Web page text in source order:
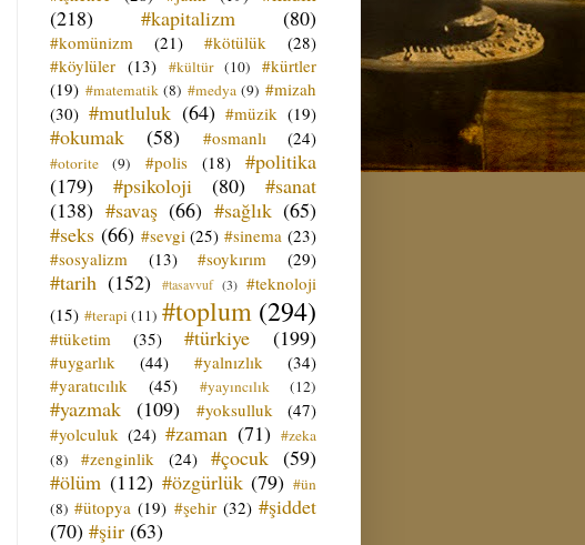
(218)
#kapitalizm (80)
#komünizm (21) #kötülük
(28)
#köylüler (13) #kültür (10)
#kürtler
(19) #matematik (8) #medya (9) #mizah
(30) #mutluluk (64) #müzik (19)
#okumak (58) #osmanlı (24)
#otorite (9) #polis (18)
#politika
(179)
#psikoloji (80)
#sanat
(138) #savaş (66) #sağlık (65)
#seks (66) #sevgi (25) #sinema (23)
#sosyalizm
(13) #soykırım (29)
#tarih (152) #tasavvuf (3) #teknoloji
(15) #terapi (11) #toplum (294)
#tüketim (35) #türkiye (199)
#uygarlık (44) #yalnızlık
(34)
#yaratıcılık
(45) #yayıncılık (12)
#yazmak (109) #yoksulluk
(47)
#yolculuk (24) #zaman (71) #zeka
(8)
#zenginlik (24) #çocuk (59)
#ölüm (112) #özgürlük (79) #ün
(8) #ütopya (19) #şehir (32) #şiddet
(70) #şiir (63)